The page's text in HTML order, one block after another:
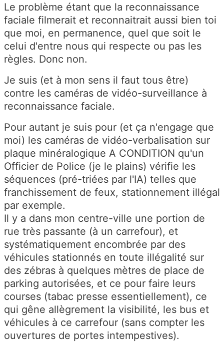
Le problème étant que la reconnaissance
faciale filmerait et reconnaitrait aussi bien toi
que moi, en permanence, quel que soit le
celui d'entre nous qui respecte ou pas les
règles. Donc non.
Je suis (et à mon sens il faut tous être)
contre les caméras de vidéo-surveillance à
reconnaissance faciale.
Pour autant je suis pour (et ça n'engage que
moi) les caméras de vidéo-verbalisation sur
plaque minéralogique A CONDITION qu'un
Officier de Police (je le plains) vérifie les
séquences (pré-triées par l'IA) telles que
franchissement de feux, stationnement illégal
par exemple.
Il y a dans mon centre-ville une portion de
rue très passante (à un carrefour), et
systématiquement encombrée par des
véhicules stationnés en toute illégalité sur
des zébras à quelques mètres de place de
parking autorisées, et ce pour faire leurs
courses (tabac presse essentiellement), ce
qui gêne allègrement la visibilité, les bus et
véhicules à ce carrefour (sans compter les
ouvertures de portes intempestives).